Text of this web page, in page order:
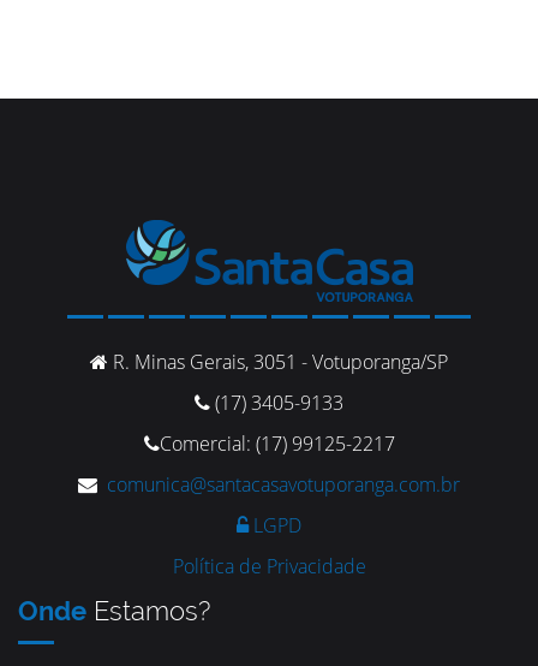
R. Minas Gerais, 3051 - Votuporanga/SP
(17) 3405-9133
Comercial: (17) 99125-2217
comunica@santacasavotuporanga.com.br
LGPD
Política de Privacidade
Onde Estamos?